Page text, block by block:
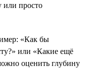
или просто
«Как бы
или «Какие ещё
оценить глубину